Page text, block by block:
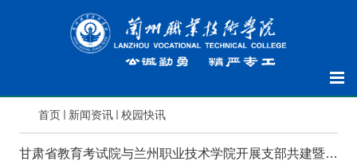
首页 新闻资讯 校园快讯
甘肃省教育考试院与兰州职业技术学院开展支部共建暨联合学习活动